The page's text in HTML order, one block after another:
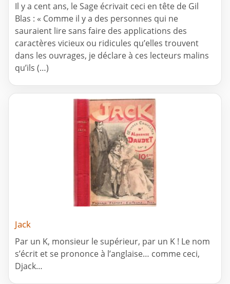
Il y a cent ans, le Sage écrivait ceci en tête de Gil
Blas : « Comme il y a des personnes qui ne
sauraient lire sans faire des applications des
caractères vicieux ou ridicules qu’elles trouvent
dans les ouvrages, je déclare à ces lecteurs malins
qu’ils (…)
Jack
Par un K, monsieur le supérieur, par un K ! Le nom
s’écrit et se prononce à l’anglaise… comme ceci,
Djack…